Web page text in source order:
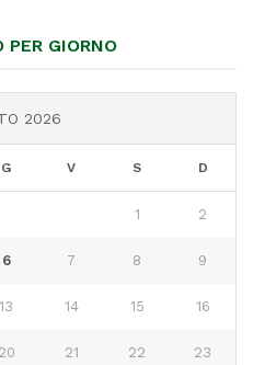
GIORNO
2026
G V S D
1 2
6 7 8 9
13 14 15 16
20 21 22 23